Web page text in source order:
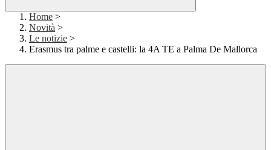
Home >
Novità >
Le notizie >
Erasmus tra palme e castelli: la 4A TE a Palma De Mallorca